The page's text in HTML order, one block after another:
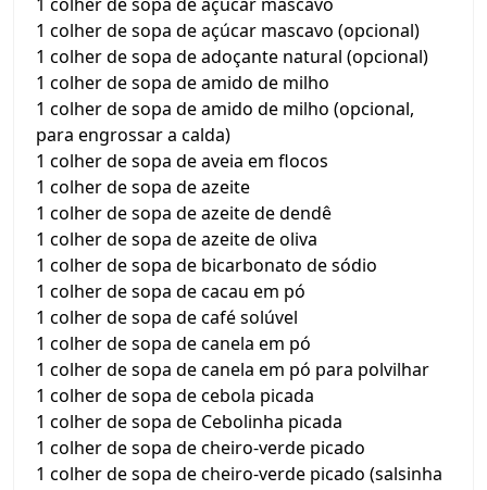
1 colher de sopa de açúcar mascavo (opcional)
1 colher de sopa de adoçante natural (opcional)
1 colher de sopa de amido de milho
1 colher de sopa de amido de milho (opcional,
para engrossar a calda)
1 colher de sopa de aveia em flocos
1 colher de sopa de azeite
1 colher de sopa de azeite de dendê
1 colher de sopa de azeite de oliva
1 colher de sopa de bicarbonato de sódio
1 colher de sopa de cacau em pó
1 colher de sopa de café solúvel
1 colher de sopa de canela em pó
1 colher de sopa de canela em pó para polvilhar
1 colher de sopa de cebola picada
1 colher de sopa de Cebolinha picada
1 colher de sopa de cheiro-verde picado
1 colher de sopa de cheiro-verde picado (salsinha